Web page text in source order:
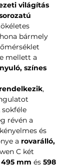
világítás
bármely
mellett a
színes
,
sokféle
révén a
és
a rovarálló,
C két
495 mm és 598